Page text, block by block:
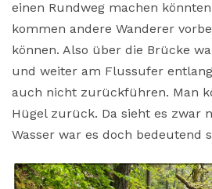
einen Rundweg machen
kommen andere Wanderer
können. Also über die Brücke
und weiter am Flussufer
auch nicht zurückführen. Man
Hügel zurück. Da sieht es zwar
Wasser war es doch bedeutend